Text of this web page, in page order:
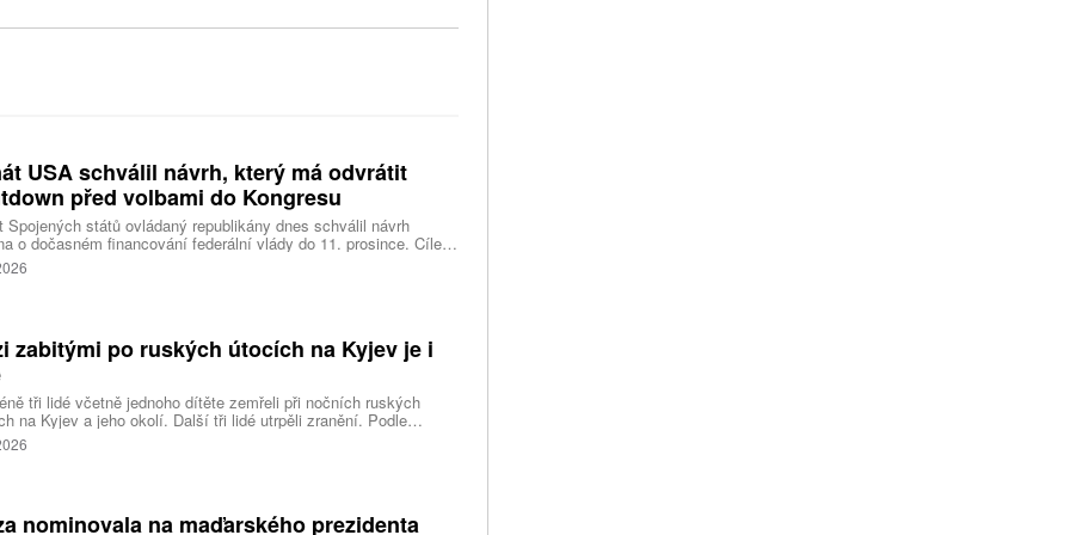
USA schválil návrh, který má odvrátit
před volbami do Kongresu
Spojených států ovládaný republikány dnes schválil návrh
o dočasném financování federální vlády do 11. prosince. Cílem
je předejít před listopadovými volbami do Kongresu
shutdownu, tedy omezení chodu vlády v důsledku
zabitými po ruských útocích na Kyjev je i
tři lidé včetně jednoho dítěte zemřeli při nočních ruských
na Kyjev a jeho okolí. Další tři lidé utrpěli zranění. Podle
úřadů Rusové použili mimo jiné balistické rakety.
nominovala na maďarského prezidenta